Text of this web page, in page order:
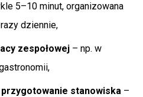
5–10 minut, organizowana
dziennie,
zespołowej – np. w
stanowiska –